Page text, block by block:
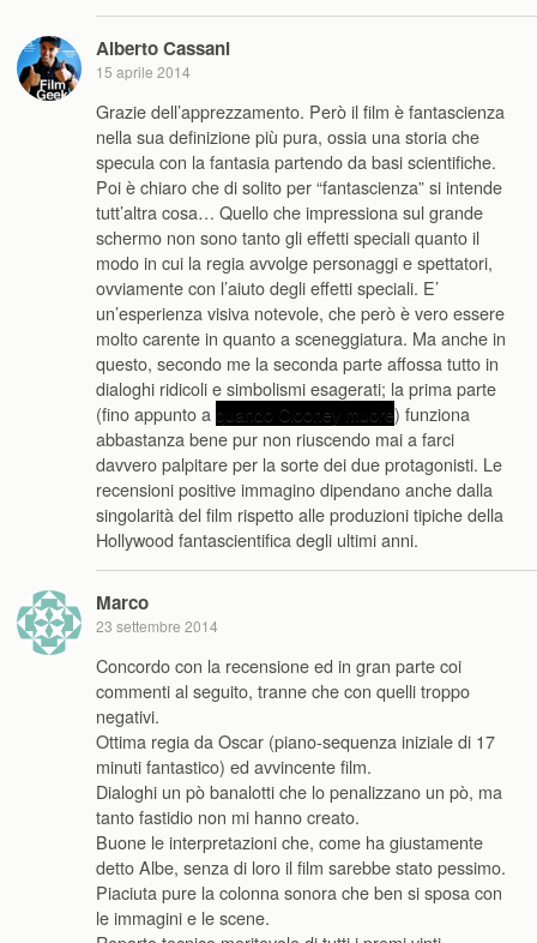
Alberto Cassani
15 aprile 2014
Grazie dell’apprezzamento. Però il film è fantascienza
nella sua definizione più pura, ossia una storia che
specula con la fantasia partendo da basi scientifiche.
Poi è chiaro che di solito per “fantascienza” si intende
tutt’altra cosa… Quello che impressiona sul grande
schermo non sono tanto gli effetti speciali quanto il
modo in cui la regia avvolge personaggi e spettatori,
ovviamente con l’aiuto degli effetti speciali. E’
un’esperienza visiva notevole, che però è vero essere
molto carente in quanto a sceneggiatura. Ma anche in
questo, secondo me la seconda parte affossa tutto in
dialoghi ridicoli e simbolismi esagerati; la prima parte
(fino appunto a quando Clooney muore) funziona
abbastanza bene pur non riuscendo mai a farci
davvero palpitare per la sorte dei due protagonisti. Le
recensioni positive immagino dipendano anche dalla
singolarità del film rispetto alle produzioni tipiche della
Hollywood fantascientifica degli ultimi anni.
Marco
23 settembre 2014
Concordo con la recensione ed in gran parte coi
commenti al seguito, tranne che con quelli troppo
negativi.
Ottima regia da Oscar (piano-sequenza iniziale di 17
minuti fantastico) ed avvincente film.
Dialoghi un pò banalotti che lo penalizzano un pò, ma
tanto fastidio non mi hanno creato.
Buone le interpretazioni che, come ha giustamente
detto Albe, senza di loro il film sarebbe stato pessimo.
Piaciuta pure la colonna sonora che ben si sposa con
le immagini e le scene.